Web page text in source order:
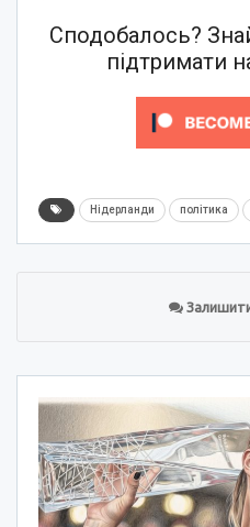
Сподобалось?
підтримати
Нідерланди політика